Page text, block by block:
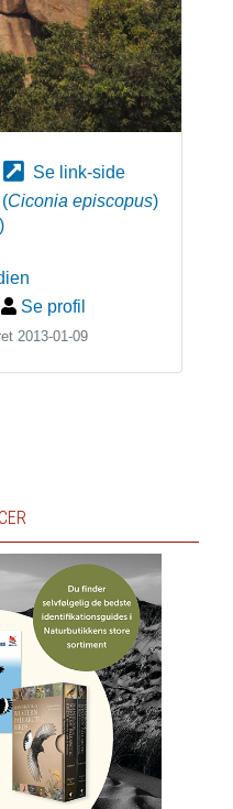
Se link-side
(Ciconia episcopus)
Se profil
2013-01-09